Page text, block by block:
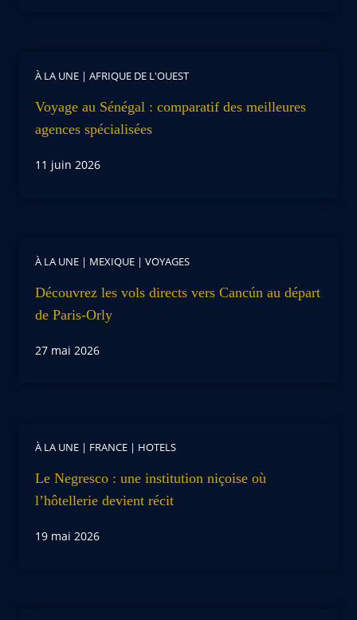
À LA UNE | AFRIQUE DE L'OUEST
Voyage au Sénégal : comparatif des meilleures
agences spécialisées
11 juin 2026
À LA UNE | MEXIQUE | VOYAGES
Découvrez les vols directs vers Cancún au départ
de Paris-Orly
27 mai 2026
À LA UNE | FRANCE | HOTELS
Le Negresco : une institution niçoise où
l’hôtellerie devient récit
19 mai 2026